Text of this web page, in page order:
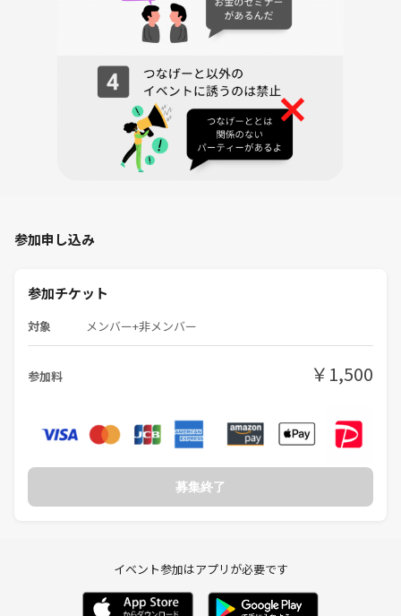
参加申し込み
参加チケット
対象 メンバー+非メンバー
参加料 ￥1,500
募集終了
イベント参加はアプリが必要です